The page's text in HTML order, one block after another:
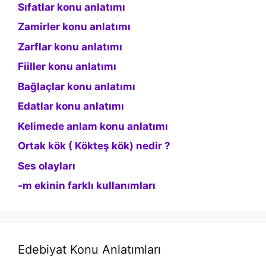
Sıfatlar konu anlatımı
Zamirler konu anlatımı
Zarflar konu anlatımı
Fiiller konu anlatımı
Bağlaçlar konu anlatımı
Edatlar konu anlatımı
Kelimede anlam konu anlatımı
Ortak kök ( Kökteş kök) nedir ?
Ses olayları
-m ekinin farklı kullanımları
Edebiyat Konu Anlatımları